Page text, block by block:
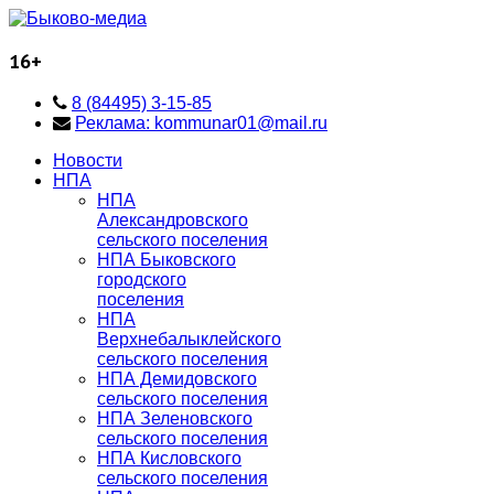
16+
8 (84495) 3-15-85
Реклама: kommunar01@mail.ru
Новости
НПА
НПА
Александровского
сельского поселения
НПА Быковского
городского
поселения
НПА
Верхнебалыклейского
сельского поселения
НПА Демидовского
сельского поселения
НПА Зеленовского
сельского поселения
НПА Кисловского
сельского поселения